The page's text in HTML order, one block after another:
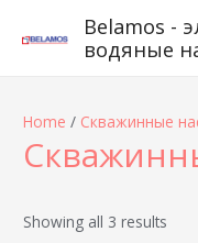
Belamos -
водяные
Home / Скважинные
Showing all 3 results